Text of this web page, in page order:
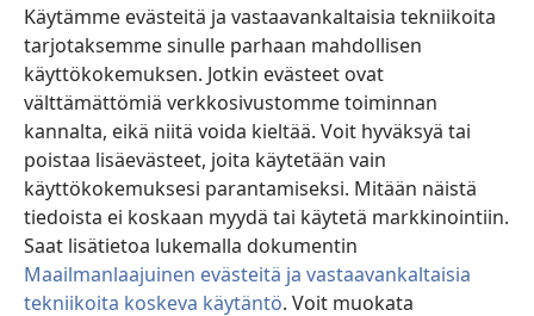
Käytämme evästeitä ja vastaavankaltaisia tekniikoita
tarjotaksemme sinulle parhaan mahdollisen
käyttökokemuksen. Jotkin evästeet ovat
välttämättömiä verkkosivustomme toiminnan
kannalta, eikä niitä voida kieltää. Voit hyväksyä tai
poistaa lisäevästeet, joita käytetään vain
käyttökokemuksesi parantamiseksi. Mitään näistä
tiedoista ei koskaan myydä tai käytetä markkinointiin.
Saat lisätietoa lukemalla dokumentin
Maailmanlaajuinen evästeitä ja vastaavankaltaisia
tekniikoita koskeva käytäntö. Voit muokata
(avaa
uuden
ikkunan)Vartiotornin VERKKOKIRJASTO
(avaa
uuden
ikkunan)JW Hub ®
(avaa
uuden
ikkunan)
®
Watchtower Library